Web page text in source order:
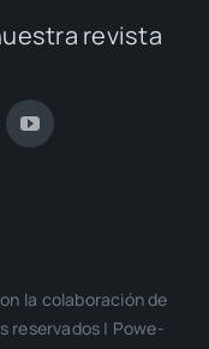
revis­ta
la cola­bo­ra­ción de
reser­va­dos | Powe­